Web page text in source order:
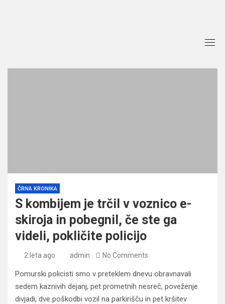
ČRNA KRONIKA
S kombijem je trčil v voznico e-
skiroja in pobegnil, če ste ga
videli, pokličite policijo
2 leta ago admin No Comments
Pomurski policisti smo v preteklem dnevu obravnavali
sedem kaznivih dejanj, pet prometnih nesreč, poveženje
divjadi, dve poškodbi vozil na parkirišču in pet kršitev